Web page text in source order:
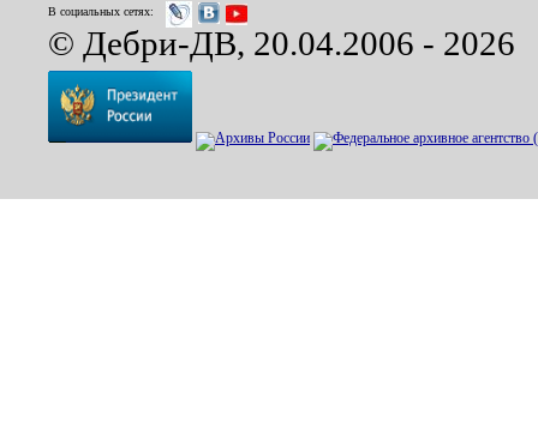
В социальных сетях:
© Дебри-ДВ, 20.04.2006 - 2026